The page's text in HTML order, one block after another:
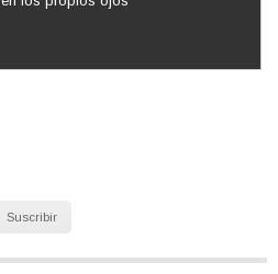
a Trump